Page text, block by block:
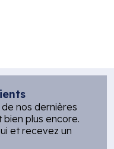
nos dernières
plus encore.
et recevez un